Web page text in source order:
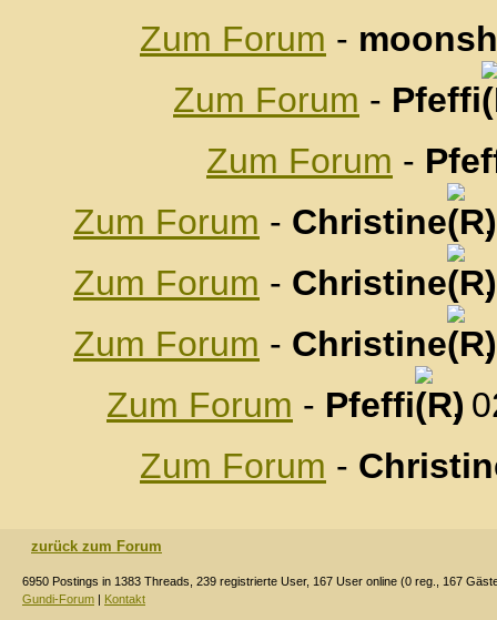
Zum Forum -
Zum Forum - Pfeffi
Zum Forum -
Zum Forum - Christine
Zum Forum - Christine
Zum Forum - Christine
Zum Forum - Pfeffi
,
Zum Forum -
zurück zum Forum
6950 Postings in 1383 Threads, 239 registrierte User, 167 User online (0 reg., 167
Gundi-Forum | Kontakt